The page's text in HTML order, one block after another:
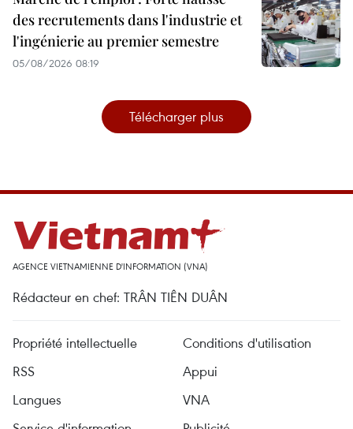
des recrutements dans l'industrie et
l'ingénierie au premier semestre
05/08/2026 08:19
Télécharger plus
AGENCE VIETNAMIENNE D'INFORMATION (VNA)
Rédacteur en chef: TRÂN TIÊN DUÂN
Propriété intellectuelle
Conditions d'utilisation
RSS
Appui
Langues
VNA